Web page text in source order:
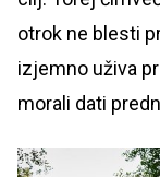
otrok ne blesti
izjemno uživa
morali dati